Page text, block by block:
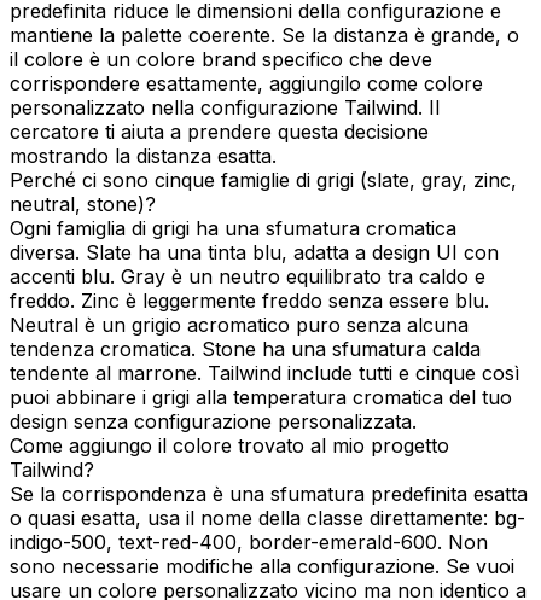
predefinita riduce le dimensioni della configurazione e
mantiene la palette coerente. Se la distanza è grande, o
il colore è un colore brand specifico che deve
corrispondere esattamente, aggiungilo come colore
personalizzato nella configurazione Tailwind. Il
cercatore ti aiuta a prendere questa decisione
mostrando la distanza esatta.
Perché ci sono cinque famiglie di grigi (slate, gray, zinc,
neutral, stone)?
Ogni famiglia di grigi ha una sfumatura cromatica
diversa. Slate ha una tinta blu, adatta a design UI con
accenti blu. Gray è un neutro equilibrato tra caldo e
freddo. Zinc è leggermente freddo senza essere blu.
Neutral è un grigio acromatico puro senza alcuna
tendenza cromatica. Stone ha una sfumatura calda
tendente al marrone. Tailwind include tutti e cinque così
puoi abbinare i grigi alla temperatura cromatica del tuo
design senza configurazione personalizzata.
Come aggiungo il colore trovato al mio progetto
Tailwind?
Se la corrispondenza è una sfumatura predefinita esatta
o quasi esatta, usa il nome della classe direttamente: bg-
indigo-500, text-red-400, border-emerald-600. Non
sono necessarie modifiche alla configurazione. Se vuoi
usare un colore personalizzato vicino ma non identico a